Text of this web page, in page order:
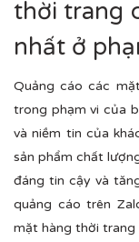
thời trang
nhất ở
Quảng cáo các
trong phạm vi của
và niềm tin của
sản phẩm chất
đáng tin cậy và
quảng cáo trên
mặt hàng thời